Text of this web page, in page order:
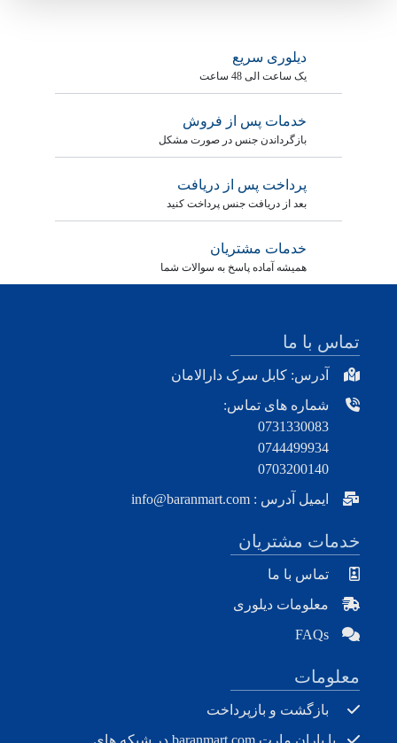
دیلوری سریع
یک ساعت الی 48 ساعت
خدمات پس از فروش
بازگرداندن جنس در صورت مشکل
پرداخت پس از دریافت
بعد از دریافت جنس پرداخت کنید
خدمات مشتریان
همیشه آماده پاسخ به سوالات شما
تماس با ما
آدرس: کابل سرک دارالامان
شماره های تماس:
0731330083
0744499934
0703200140
ایمیل آدرس : info@baranmart.com
خدمات مشتریان
تماس با ما
معلومات دیلوری
FAQs
معلومات
بازگشت و بازپرداخت
با باران مارت baranmart.com در شبکه های